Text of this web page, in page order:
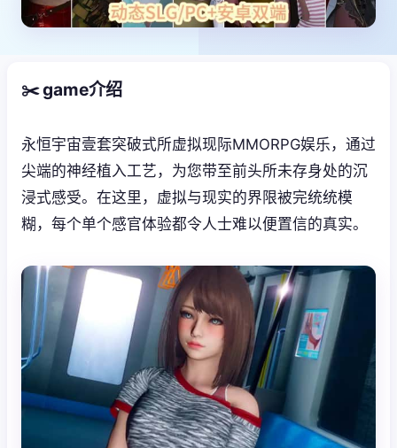
✂️ game介绍
永恒宇宙壹套突破式所虚拟现际MMORPG娱乐，通过
尖端的神经植入工艺，为您带至前头所未存身处的沉
浸式感受。在这里，虚拟与现实的界限被完统统模
糊，每个单个感官体验都令人士难以便置信的真实。